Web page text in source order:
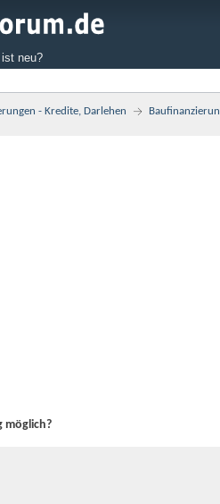
neu?
- Kredite, Darlehen
möglich?